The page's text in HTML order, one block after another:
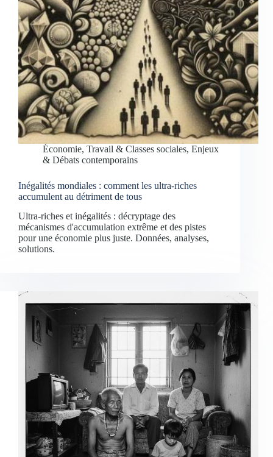
Économie, Travail & Classes sociales, Enjeux
& Débats contemporains
Inégalités mondiales : comment les ultra-riches
accumulent au détriment de tous
Ultra-riches et inégalités : décryptage des
mécanismes d'accumulation extrême et des pistes
pour une économie plus juste. Données, analyses,
solutions.